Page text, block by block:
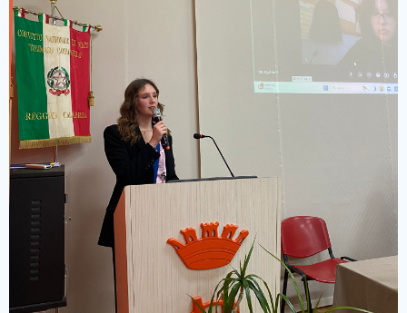
Comunicazioni Esterne
BACHECA SINDACALE
Cerca